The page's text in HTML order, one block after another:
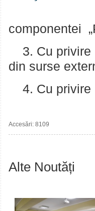
componentei
3. Cu privire
din surse
4. Cu privire
Accesări: 8109
Alte Noutăți